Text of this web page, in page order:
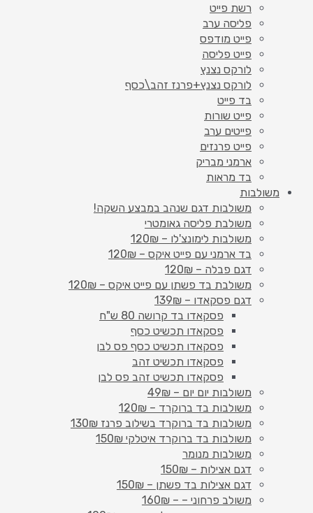
רשת פייט
פליסה ערב
פייט מודפס
פייט פליסה
לורקס נצנץ
לורקס נצנץ+פרנז זהב\כסף
בד פייט
פייט שורות
פייטים ערב
פייט פרנזים
ארמני מבריק
בד מראות
משולבות
משולבות דגם שנהב במבצע השקה!
משולבת פליסה גאומטרי
משולבות לימונצ'לו – 120₪
בד ארמני עם פייט איקס – 120₪
דגם פבלה – 120₪
משולבת בד פשתן עם פייט איקס – 120₪
דגם פסקאדו – 139₪
פסקאדו בד קרושה 80 ש"ח
פסקאדו תכשיט כסף
פסקאדו תכשיט כסף פס לבן
פסקאדו תכשיט זהב
פסקאדו תכשיט זהב פס לבן
משולבות יום יום – 49₪
משולבות בד ברוקרד – 120₪
משולבות בד ברוקרד בשילוב פרנז 130₪
משולבות בד ברוקרד איטלקי 150₪
משולבות מנומר
דגם אצילות – 150₪
דגם אצילות בד פשתן – 150₪
משולב פרחוני – – 160₪